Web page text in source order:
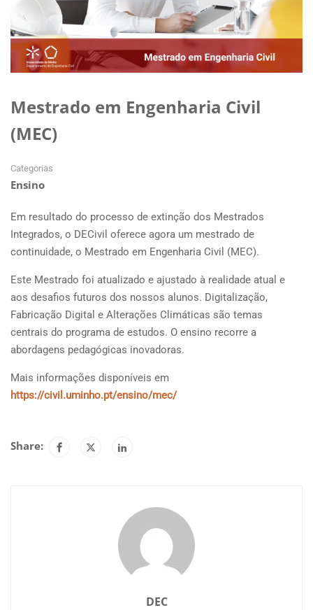
Mestrado em Engenharia Civil
(MEC)
Categorias
Ensino
Em resultado do processo de extinção dos Mestrados
Integrados, o DECivil oferece agora um mestrado de
continuidade, o Mestrado em Engenharia Civil (MEC).
Este Mestrado foi atualizado e ajustado à realidade atual e
aos desafios futuros dos nossos alunos. Digitalização,
Fabricação Digital e Alterações Climáticas são temas
centrais do programa de estudos. O ensino recorre a
abordagens pedagógicas inovadoras.
Mais informações disponíveis em
https://civil.uminho.pt/ensino/mec/
Share:
DEC